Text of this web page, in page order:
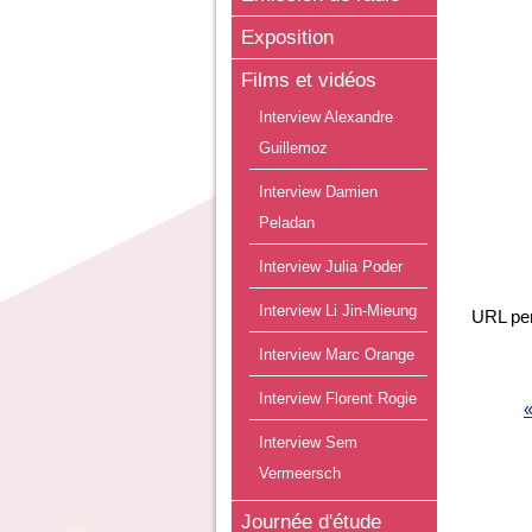
Exposition
Films et vidéos
Interview Alexandre
Guillemoz
Interview Damien
Peladan
Interview Julia Poder
Interview Li Jin-Mieung
Interview Marc Orange
Interview Florent Rogie
Interview Sem
Vermeersch
Journée d'étude
URL